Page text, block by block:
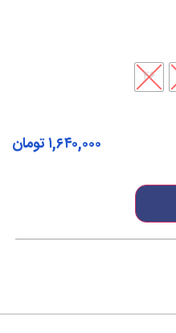
46
۱,۶۴۰,۰۰۰تومان